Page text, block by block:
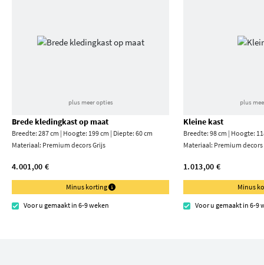
plus meer opties
Brede kledingkast op maat
Breedte: 287 cm | Hoogte: 199 cm | Diepte: 60 cm
Materiaal: Premium decors Grijs
4.001,00 €
Minus korting
Voor u gemaakt in 6-9 weken
plus
Kleine kast
Breedte: 98 cm | Hoogte:
Materiaal: Premium decors
1.013,00 €
Minus
Voor u gemaakt in 6-9